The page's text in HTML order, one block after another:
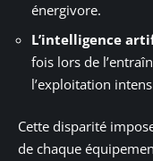
énergivore.
L’intelligence
fois lors de
l’exploitation
Cette disparité
de chaque